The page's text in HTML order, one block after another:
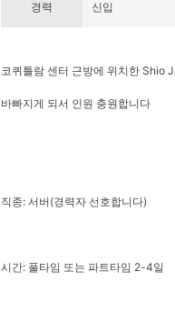
경력 신입
코퀴틀람 센터 근방에 위치한 Shio
바빠지게 되서 인원 충원합니다
직종: 서버(경력자 선호합니다)
시간: 풀타임 또는 파트타임 2-4일